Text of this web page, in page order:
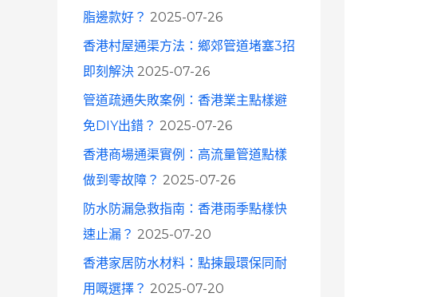
脂邊款好？ 2025-07-26
香港村屋通渠方法：鄉郊管道堵塞3招
即刻解決 2025-07-26
管道疏通失敗案例：香港業主點樣避
免DIY出錯？ 2025-07-26
香港商場通渠實例：高流量管道點樣
做到零故障？ 2025-07-26
防水防漏急救指南：香港雨季點樣快
速止漏？ 2025-07-20
香港家居防水材料：點揀最環保同耐
用嘅選擇？ 2025-07-20